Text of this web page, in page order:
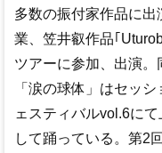
多数の振付家作品に
業、笠井叡作品｢
ツアーに参加、出演
「涙の球体」はセッ
ェスティバルvol.6に
して踊っている。第2